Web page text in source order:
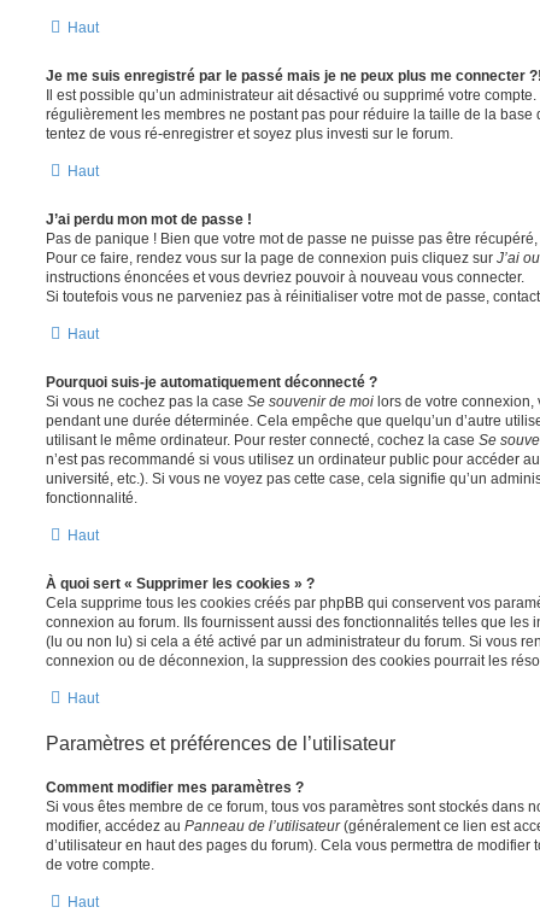
Haut
Je me suis enregistré par le passé mais je ne peux plus me connecter
Il est possible qu’un administrateur ait désactivé ou supprimé votre
régulièrement les membres ne postant pas pour réduire la taille de la base
tentez de vous ré-enregistrer et soyez plus investi sur le forum.
Haut
J’ai perdu mon mot de passe !
Pas de panique ! Bien que votre mot de passe ne puisse pas être
Pour ce faire, rendez vous sur la page de connexion puis cliquez sur J’ai
instructions énoncées et vous devriez pouvoir à nouveau vous connecter.
Si toutefois vous ne parveniez pas à réinitialiser votre mot de passe,
Haut
Pourquoi suis-je automatiquement déconnecté ?
Si vous ne cochez pas la case Se souvenir de moi lors de votre connexion,
pendant une durée déterminée. Cela empêche que quelqu’un d’autre
utilisant le même ordinateur. Pour rester connecté, cochez la case Se
n’est pas recommandé si vous utilisez un ordinateur public pour accéder
université, etc.). Si vous ne voyez pas cette case, cela signifie qu’un
fonctionnalité.
Haut
À quoi sert « Supprimer les cookies » ?
Cela supprime tous les cookies créés par phpBB qui conservent vos
connexion au forum. Ils fournissent aussi des fonctionnalités telles que les
(lu ou non lu) si cela a été activé par un administrateur du forum. Si vous
connexion ou de déconnexion, la suppression des cookies pourrait les
Haut
Paramètres et préférences de l’utilisateur
Comment modifier mes paramètres ?
Si vous êtes membre de ce forum, tous vos paramètres sont stockés dans
modifier, accédez au Panneau de l’utilisateur(généralement ce lien est
d’utilisateur en haut des pages du forum). Cela vous permettra de modifier
de votre compte.
Haut